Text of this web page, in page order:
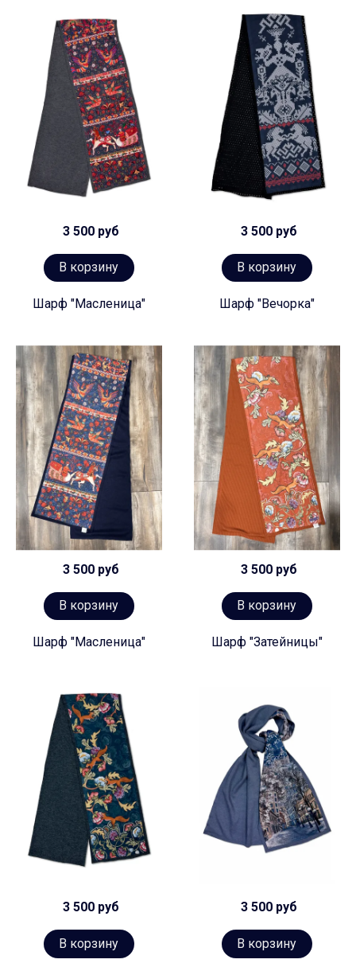
3 500 руб
В корзину
Шарф "Масленица"
3 500 руб
В корзину
Шарф "Вечорка"
3 500 руб
В корзину
Шарф "Масленица"
3 500 руб
В корзину
Шарф "Затейницы"
3 500 руб
В корзину
3 500 руб
В корзину